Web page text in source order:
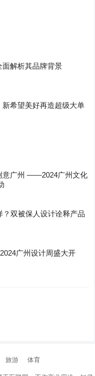
面解析其品牌背景
希望美好再造超级大单
意广州 ——2024广州文化
双被保人设计诠释产品
广州设计周盛大开
旅游 体育